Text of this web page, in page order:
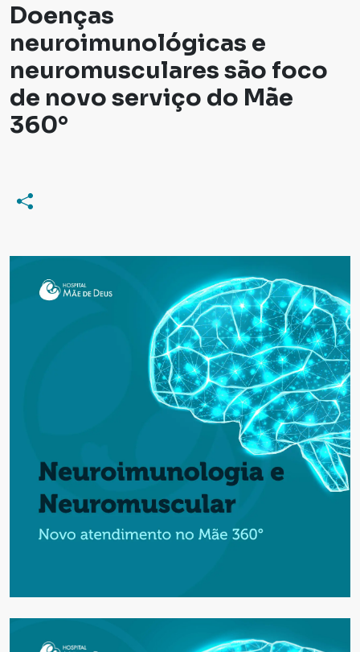
Doenças
neuroimunológicas e
neuromusculares são foco
de novo serviço do Mãe
360°